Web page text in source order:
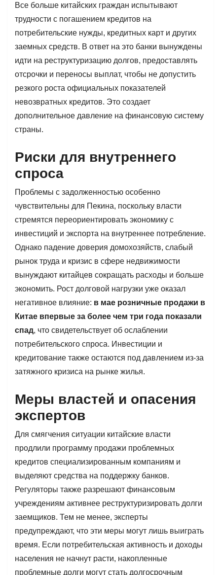
Все больше китайских граждан испытывают
трудности с погашением кредитов на
потребительские нужды, кредитных карт и других
заемных средств. В ответ на это банки вынуждены
идти на реструктуризацию долгов, предоставлять
отсрочки и переносы выплат, чтобы не допустить
резкого роста официальных показателей
невозвратных кредитов. Это создает
дополнительное давление на финансовую систему
страны.
Риски для внутреннего
спроса
Проблемы с задолженностью особенно
чувствительны для Пекина, поскольку власти
стремятся переориентировать экономику с
инвестиций и экспорта на внутреннее потребление.
Однако падение доверия домохозяйств, слабый
рынок труда и кризис в сфере недвижимости
вынуждают китайцев сокращать расходы и больше
экономить. Рост долговой нагрузки уже оказал
негативное влияние: в мае розничные продажи в
Китае впервые за более чем три года показали
спад, что свидетельствует об ослаблении
потребительского спроса. Инвестиции и
кредитование также остаются под давлением из-за
затяжного кризиса на рынке жилья.
Меры властей и опасения
экспертов
Для смягчения ситуации китайские власти
продлили программу продажи проблемных
кредитов специализированным компаниям и
выделяют средства на поддержку банков.
Регуляторы также разрешают финансовым
учреждениям активнее реструктуризировать долги
заемщиков. Тем не менее, эксперты
предупреждают, что эти меры могут лишь выиграть
время. Если потребительская активность и доходы
населения не начнут расти, накопленные
проблемные долги могут стать долгосрочным